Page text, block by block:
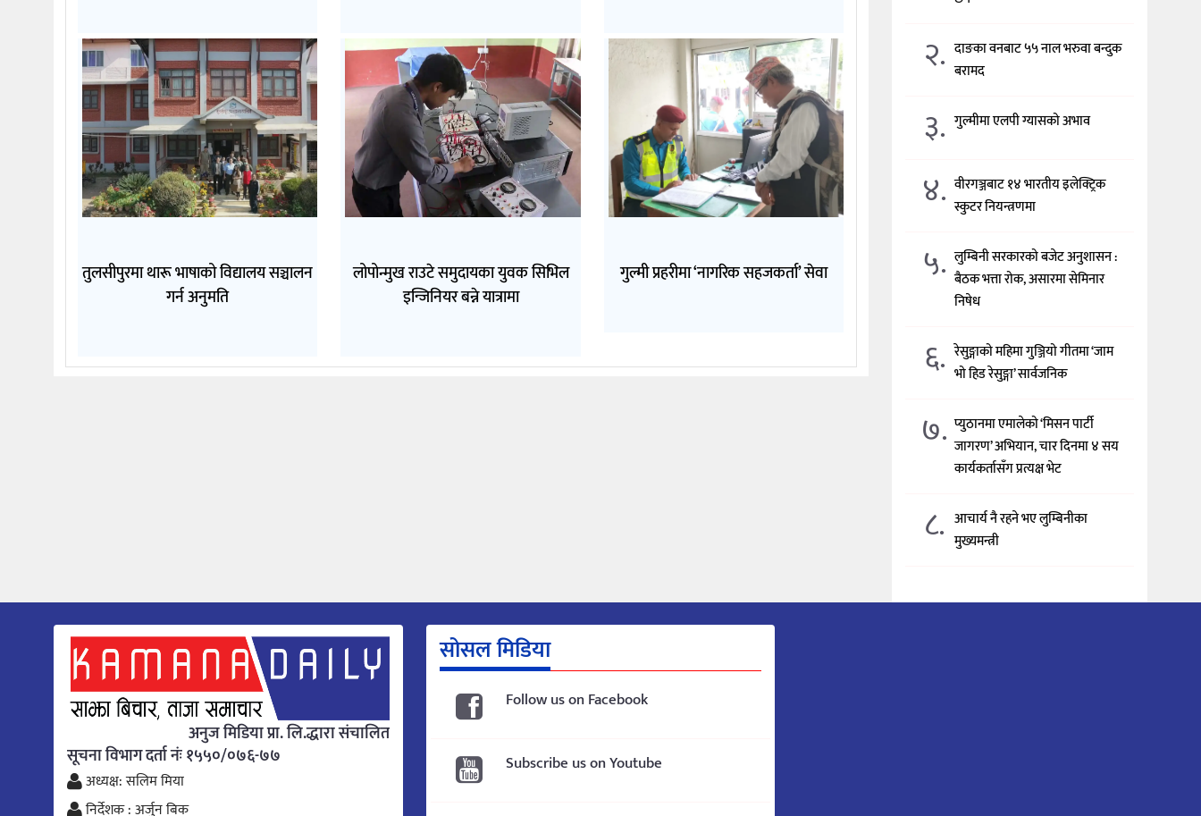
तुलसीपुरमा थारू भाषाको विद्यालय सञ्चालन
गर्न अनुमति
लोपोन्मुख राउटे समुदायका युवक सिभिल
इन्जिनियर बन्ने यात्रामा
गुल्मी प्रहरीमा ‘नागरिक सहजकर्ता’ सेवा
२. दाङका वनबाट ५५ नाल भरुवा बन्दुक
बरामद
३. गुल्मीमा एलपी ग्यासको अभाव
४. वीरगञ्जबाट १४ भारतीय इलेक्ट्रिक
स्कुटर नियन्त्रणमा
५. लुम्बिनी सरकारको बजेट अनुशासन :
बैठक भत्ता रोक, असारमा सेमिनार
निषेध
६. रेसुङ्गाको महिमा गुञ्जियो गीतमा ‘जाम
भो हिड रेसुङ्गा’ सार्वजनिक
७. प्युठानमा एमालेको ‘मिसन पार्टी
जागरण’ अभियान, चार दिनमा ४ सय
कार्यकर्तासँग प्रत्यक्ष भेट
८. आचार्य नै रहने भए लुम्बिनीका
मुख्यमन्त्री
अनुज मिडिया प्रा. लि.द्धारा संचालित
सूचना विभाग दर्ता नंः १५५०/०७६-७७
अध्यक्ष: सलिम मिया
निर्देशक : अर्जुन बिक
सोसल मिडिया
Follow us on Facebook
Subscribe us on Youtube